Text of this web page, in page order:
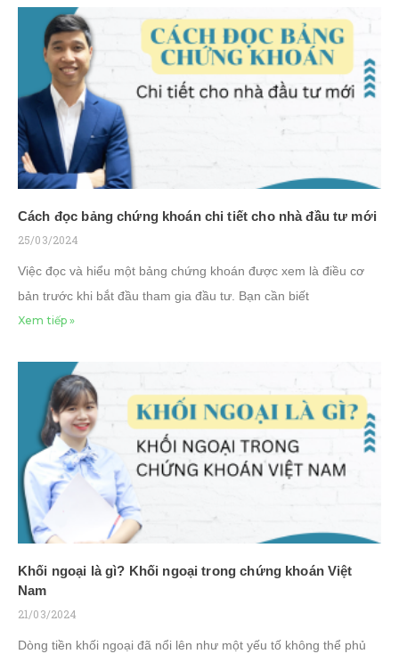
Cách đọc bảng chứng khoán chi tiết cho nhà đầu tư mới
25/03/2024
Việc đọc và hiểu một bảng chứng khoán được xem là điều cơ
bản trước khi bắt đầu tham gia đầu tư. Bạn cần biết
Xem tiếp »
Khối ngoại là gì? Khối ngoại trong chứng khoán Việt
Nam
21/03/2024
Dòng tiền khối ngoại đã nổi lên như một yếu tố không thể phủ